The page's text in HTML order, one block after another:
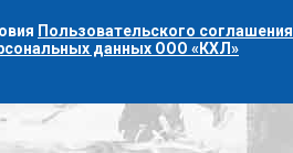
Пользовательского соглашения
данных ООО «КХЛ»